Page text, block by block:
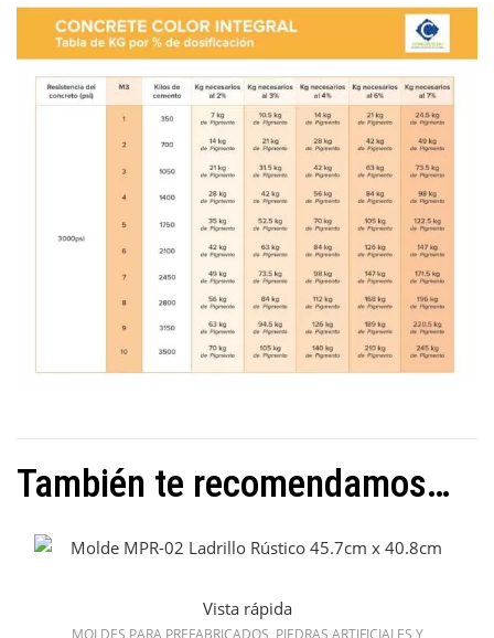
También te recomendamos…
Vista rápida
MOLDES PARA PREFABRICADOS, PIEDRAS ARTIFICIALES Y